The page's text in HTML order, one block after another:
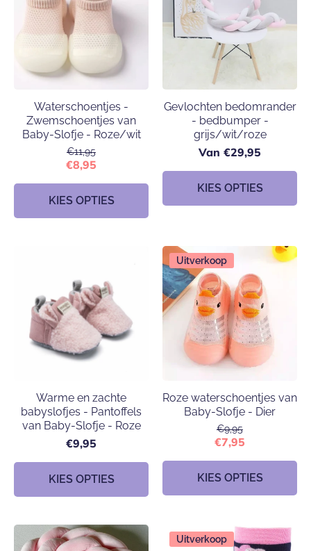
Waterschoentjes -
Zwemschoentjes van
Baby-Slofje - Roze/wit
€11,95
€8,95
KIES OPTIES
Gevlochten bedomrander
- bedbumper -
grijs/wit/roze
Van €29,95
KIES OPTIES
Warme en zachte
babyslofjes - Pantoffels
van Baby-Slofje - Roze
€9,95
KIES OPTIES
Uitverkoop
Roze waterschoentjes van
Baby-Slofje - Dier
€9,95
€7,95
KIES OPTIES
Uitverkoop